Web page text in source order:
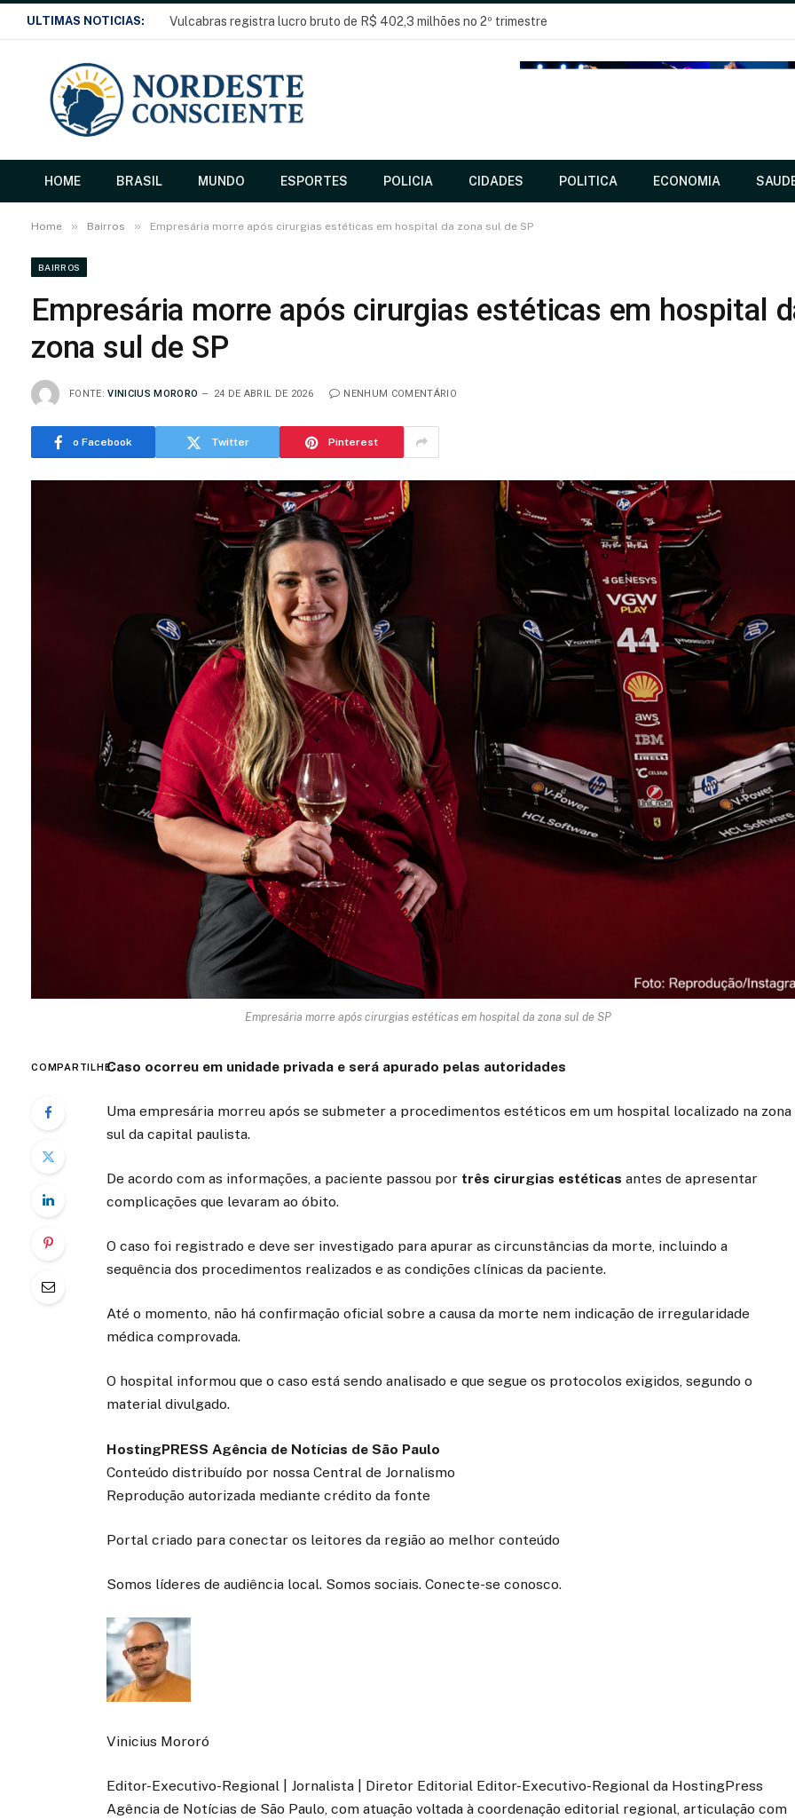
ULTIMAS NOTICIAS: Vulcabras registra lucro bruto de R$ 402,3 milhões no 2º trimestre
HOME BRASIL MUNDO ESPORTES POLICIA CIDADES POLITICA ECONOMIA
Home » Bairros » Empresária morre após cirurgias estéticas em hospital da zona sul de SP
BAIRROS
Empresária morre após cirurgias estéticas em hospital
zona sul de SP
FONTE: VINICIUS MORORO 24 DE ABRIL DE 2026 NENHUM COMENTÁRIO
o Facebook Twitter Pinterest
Empresária morre após cirurgias estéticas em hospital da zona sul de SP
COMPARTILHE:Caso ocorreu em unidade privada e será apurado pelas autoridades
Uma empresária morreu após se submeter a procedimentos estéticos em um hospital localizado na zona
sul da capital paulista.
De acordo com as informações, a paciente passou por três cirurgias estéticas antes de apresentar
complicações que levaram ao óbito.
O caso foi registrado e deve ser investigado para apurar as circunstâncias da morte, incluindo a
sequência dos procedimentos realizados e as condições clínicas da paciente.
Até o momento, não há confirmação oficial sobre a causa da morte nem indicação de irregularidade
médica comprovada.
O hospital informou que o caso está sendo analisado e que segue os protocolos exigidos, segundo o
material divulgado.
HostingPRESS Agência de Notícias de São Paulo
Conteúdo distribuído por nossa Central de Jornalismo
Reprodução autorizada mediante crédito da fonte
Portal criado para conectar os leitores da região ao melhor conteúdo
Somos líderes de audiência local. Somos sociais. Conecte-se conosco.
Vinicius Mororó
Editor-Executivo-Regional | Jornalista | Diretor Editorial Editor-Executivo-Regional da HostingPress
Agência de Notícias de São Paulo, com atuação voltada à coordenação editorial regional, articulação com